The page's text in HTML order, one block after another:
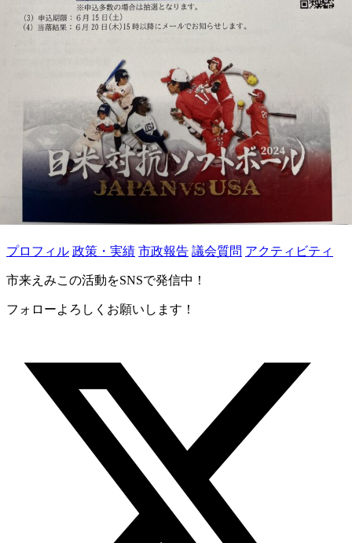
プロフィル 政策・実績 市政報告 議会質問 アクティビティ
市来えみこの活動をSNSで発信中！
フォローよろしくお願いします！